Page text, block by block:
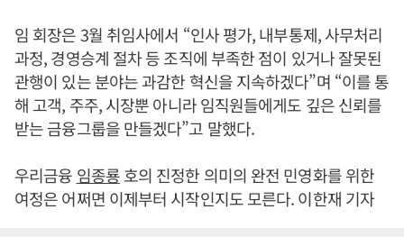
임 회장은 3월 취임사에서 “인사 평가, 내부통제, 사무처리
과정, 경영승계 절차 등 조직에 부족한 점이 있거나 잘못된
관행이 있는 분야는 과감한 혁신을 지속하겠다”며 “이를 통
해 고객, 주주, 시장뿐 아니라 임직원들에게도 깊은 신뢰를
받는 금융그룹을 만들겠다”고 말했다.
우리금융 임종룡호의 진정한 의미의 완전 민영화를 위한
여정은 어쩌면 이제부터 시작인지도 모른다. 이한재 기자